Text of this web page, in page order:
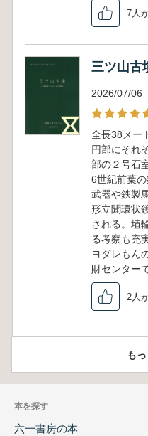
7人
三ツ山古
2026/07/06
全長38メー
円部にそれ
部の２号石
6世紀前葉
武器や鉄製
形立聞環状
される。埴
る考察も充
ヨダレもん
財センター
2人
も
本を探す
六一書房の本